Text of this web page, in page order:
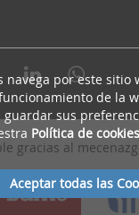
gracias al
por este
de la
sus
Política de cookies
Aceptar todas las